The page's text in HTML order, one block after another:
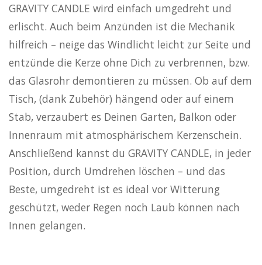
GRAVITY CANDLE wird einfach umgedreht und
erlischt. Auch beim Anzünden ist die Mechanik
hilfreich – neige das Windlicht leicht zur Seite und
entzünde die Kerze ohne Dich zu verbrennen, bzw.
das Glasrohr demontieren zu müssen. Ob auf dem
Tisch, (dank Zubehör) hängend oder auf einem
Stab, verzaubert es Deinen Garten, Balkon oder
Innenraum mit atmosphärischem Kerzenschein.
Anschließend kannst du GRAVITY CANDLE, in jeder
Position, durch Umdrehen löschen – und das
Beste, umgedreht ist es ideal vor Witterung
geschützt, weder Regen noch Laub können nach
Innen gelangen.